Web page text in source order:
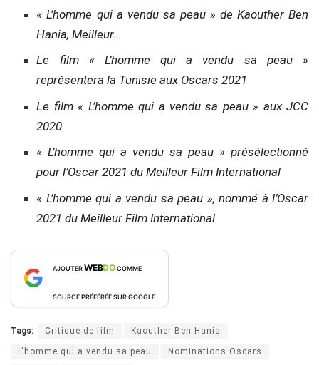
« L’homme qui a vendu sa peau » de Kaouther Ben
Hania, Meilleur…
Le film « L’homme qui a vendu sa peau »
représentera la Tunisie aux Oscars 2021
Le film « L’homme qui a vendu sa peau » aux JCC
2020
« L’homme qui a vendu sa peau » présélectionné
pour l’Oscar 2021 du Meilleur Film International
« L’homme qui a vendu sa peau », nommé à l’Oscar
2021 du Meilleur Film International
AJOUTERWEBDOCOMME
SOURCE PRÉFÉRÉE SUR GOOGLE
Tags: Critique de film Kaouther Ben Hania
L'homme qui a vendu sa peau Nominations Oscars